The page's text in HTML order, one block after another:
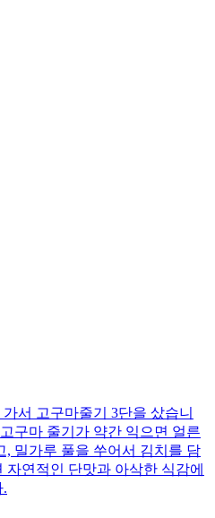
서 고구마줄기 3단을 샀습니
구마 줄기가 약간 익으면 얼른
, 밀가루 풀을 쑤어서 김치를 담
연적인 단맛과 아삭한 식감에
.